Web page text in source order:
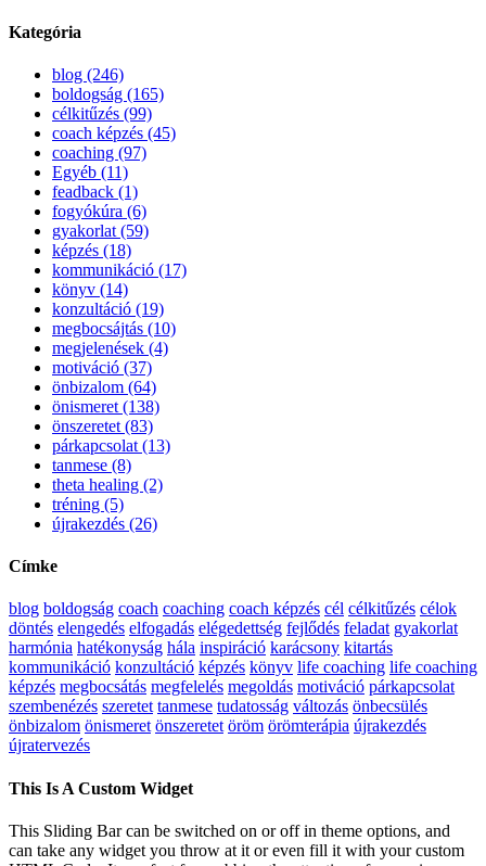
Kategória
blog (246)
boldogság (165)
célkitűzés (99)
coach képzés (45)
coaching (97)
Egyéb (11)
feadback (1)
fogyókúra (6)
gyakorlat (59)
képzés (18)
kommunikáció (17)
könyv (14)
konzultáció (19)
megbocsájtás (10)
megjelenések (4)
motiváció (37)
önbizalom (64)
önismeret (138)
önszeretet (83)
párkapcsolat (13)
tanmese (8)
theta healing (2)
tréning (5)
újrakezdés (26)
Címke
blog boldogság coach coaching coach képzés cél célkitűzés célok
döntés elengedés elfogadás elégedettség fejlődés feladat gyakorlat
harmónia hatékonyság hála inspiráció karácsony kitartás
kommunikáció konzultáció képzés könyv life coaching life coaching
képzés megbocsátás megfelelés megoldás motiváció párkapcsolat
szembenézés szeretet tanmese tudatosság változás önbecsülés
önbizalom önismeret önszeretet öröm örömterápia újrakezdés
újratervezés
This Is A Custom Widget
This Sliding Bar can be switched on or off in theme options, and
can take any widget you throw at it or even fill it with your custom